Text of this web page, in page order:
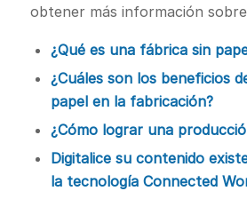
obtener más información
¿Qué es una fábrica sin
¿Cuáles son los beneficios
papel en la fabricación?
¿Cómo lograr una
Digitalice su contenido
la tecnología Connected